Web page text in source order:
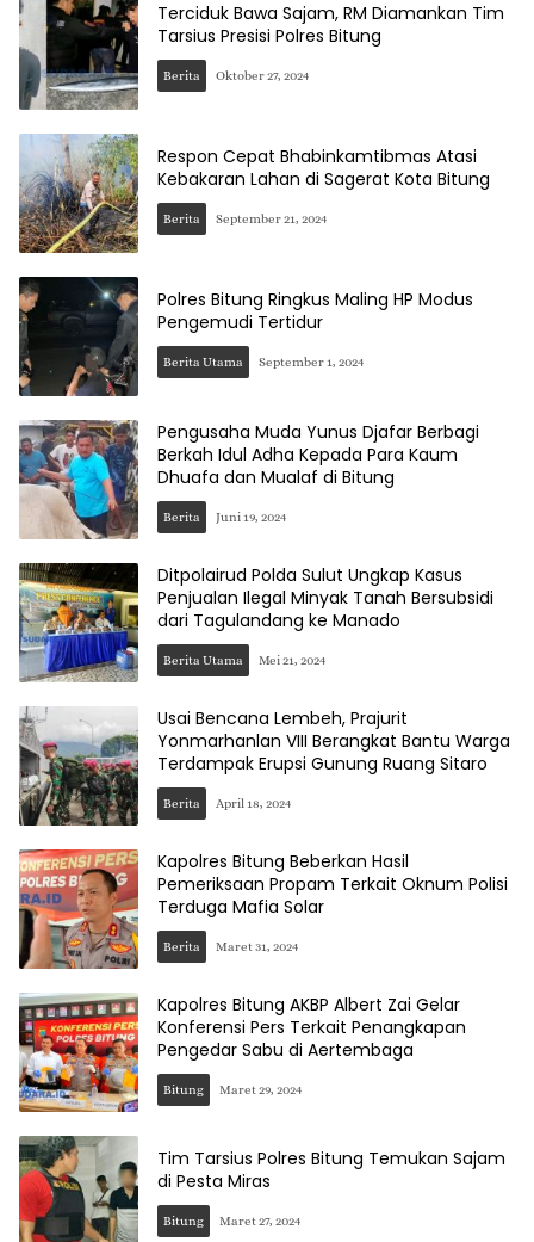
Terciduk Bawa Sajam, RM Diamankan Tim
Tarsius Presisi Polres Bitung
Berita Oktober 27, 2024
Respon Cepat Bhabinkamtibmas Atasi
Kebakaran Lahan di Sagerat Kota Bitung
Berita September 21, 2024
Polres Bitung Ringkus Maling HP Modus
Pengemudi Tertidur
Berita Utama September 1, 2024
Pengusaha Muda Yunus Djafar Berbagi
Berkah Idul Adha Kepada Para Kaum
Dhuafa dan Mualaf di Bitung
Berita Juni 19, 2024
Ditpolairud Polda Sulut Ungkap Kasus
Penjualan Ilegal Minyak Tanah Bersubsidi
dari Tagulandang ke Manado
Berita Utama Mei 21, 2024
Usai Bencana Lembeh, Prajurit
Yonmarhanlan VIII Berangkat Bantu Warga
Terdampak Erupsi Gunung Ruang Sitaro
Berita April 18, 2024
Kapolres Bitung Beberkan Hasil
Pemeriksaan Propam Terkait Oknum Polisi
Terduga Mafia Solar
Berita Maret 31, 2024
Kapolres Bitung AKBP Albert Zai Gelar
Konferensi Pers Terkait Penangkapan
Pengedar Sabu di Aertembaga
Bitung Maret 29, 2024
Tim Tarsius Polres Bitung Temukan Sajam
di Pesta Miras
Bitung Maret 27, 2024